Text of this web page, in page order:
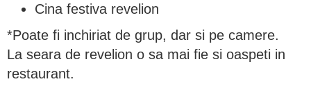
Cina festiva revelion
*Poate fi inchiriat de grup, dar si pe camere.
La seara de revelion o sa mai fie si oaspeti in
restaurant.